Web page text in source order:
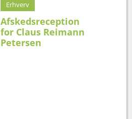
Erhverv
Afskedsreception
for Claus Reimann
Petersen